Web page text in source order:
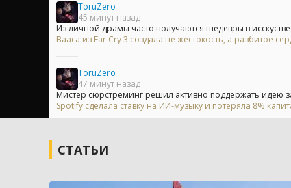
ToruZero
45 минут назад
Из личной драмы часто получаются шедевры в исскустве.
Вааса из Far Cry 3 создала не жестокость, а разбитое
ToruZero
47 минут назад
Мистер сюрстреминг решил активно поддержать идею
Spotify сделала ставку на ИИ-музыку и потеряла 8%
СТАТЬИ